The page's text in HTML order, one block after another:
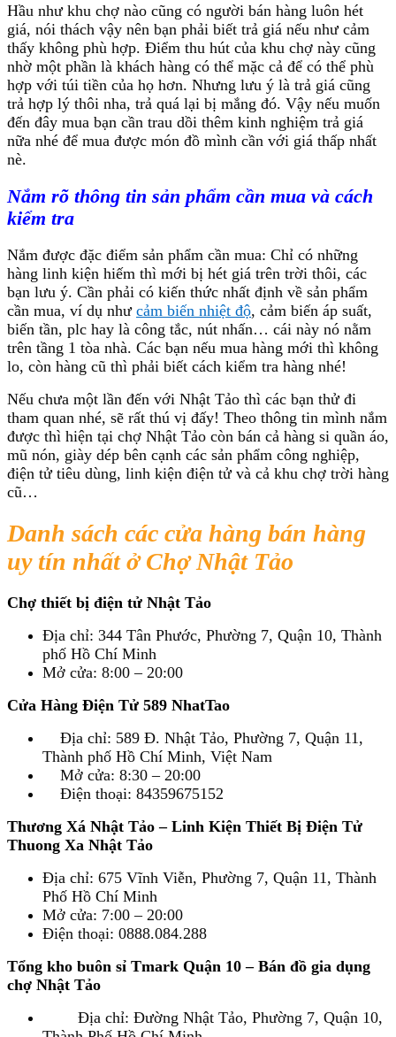
Hầu như khu chợ nào cũng có người bán hàng luôn hét
giá, nói thách vậy nên bạn phải biết trả giá nếu như cảm
thấy không phù hợp. Điểm thu hút của khu chợ này cũng
nhờ một phần là khách hàng có thể mặc cả để có thể phù
hợp với túi tiền của họ hơn. Nhưng lưu ý là trả giá cũng
trả hợp lý thôi nha, trả quá lại bị mắng đó. Vậy nếu muốn
đến đây mua bạn cần trau dồi thêm kinh nghiệm trả giá
nữa nhé để mua được món đồ mình cần với giá thấp nhất
nè.
Nắm rõ thông tin sản phẩm cần mua và cách
kiểm tra
Nắm được đặc điểm sản phẩm cần mua: Chỉ có những
hàng linh kiện hiếm thì mới bị hét giá trên trời thôi, các
bạn lưu ý. Cần phải có kiến thức nhất định về sản phẩm
cần mua, ví dụ như cảm biến nhiệt độ, cảm biến áp suất,
biến tần, plc hay là công tắc, nút nhấn… cái này nó nằm
trên tầng 1 tòa nhà. Các bạn nếu mua hàng mới thì không
lo, còn hàng cũ thì phải biết cách kiểm tra hàng nhé!
Nếu chưa một lần đến với Nhật Tảo thì các bạn thử đi
tham quan nhé, sẽ rất thú vị đấy! Theo thông tin mình nắm
được thì hiện tại chợ Nhật Tảo còn bán cả hàng si quần áo,
mũ nón, giày dép bên cạnh các sản phẩm công nghiệp,
điện tử tiêu dùng, linh kiện điện tử và cả khu chợ trời hàng
cũ…
Danh sách các cửa hàng bán hàng
uy tín nhất ở Chợ Nhật Tảo
Chợ thiết bị điện tử Nhật Tảo
Địa chỉ: 344 Tân Phước, Phường 7, Quận 10, Thành
phố Hồ Chí Minh
Mở cửa: 8:00 – 20:00
Cửa Hàng Điện Tử 589 NhatTao
Địa chỉ: 589 Đ. Nhật Tảo, Phường 7, Quận 11,
Thành phố Hồ Chí Minh, Việt Nam
Mở cửa: 8:30 – 20:00
Điện thoại: 84359675152
Thương Xá Nhật Tảo – Linh Kiện Thiết Bị Điện Tử
Thuong Xa Nhật Tảo
Địa chỉ: 675 Vĩnh Viễn, Phường 7, Quận 11, Thành
Phố Hồ Chí Minh
Mở cửa: 7:00 – 20:00
Điện thoại: 0888.084.288
Tổng kho buôn sỉ Tmark Quận 10 – Bán đồ gia dụng
chợ Nhật Tảo
Địa chỉ: Đường Nhật Tảo, Phường 7, Quận 10,